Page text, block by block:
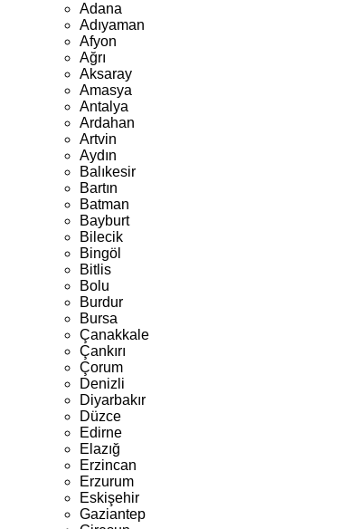
Adana
Adıyaman
Afyon
Ağrı
Aksaray
Amasya
Antalya
Ardahan
Artvin
Aydın
Balıkesir
Bartın
Batman
Bayburt
Bilecik
Bingöl
Bitlis
Bolu
Burdur
Bursa
Çanakkale
Çankırı
Çorum
Denizli
Diyarbakır
Düzce
Edirne
Elazığ
Erzincan
Erzurum
Eskişehir
Gaziantep